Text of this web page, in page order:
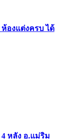
ห้องแต่งครบ ได้
หลัง อ.แม่ริม